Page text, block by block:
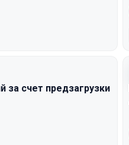
за счет предзагрузки